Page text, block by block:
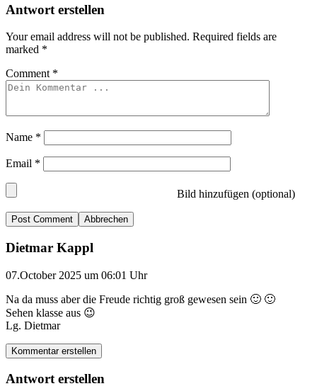
Antwort erstellen
Your email address will not be published. Required fields are
marked *
Comment *
Name *
Email *
Bild hinzufügen (optional)
Abbrechen
Dietmar Kappl
07.October 2025 um 06:01 Uhr
Na da muss aber die Freude richtig groß gewesen sein 🙂 🙂
Sehen klasse aus 😉
Lg. Dietmar
Kommentar erstellen
Antwort erstellen